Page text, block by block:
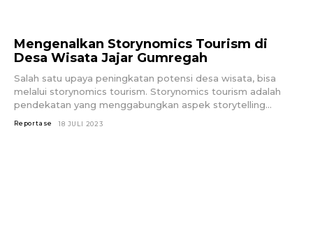
Mengenalkan Storynomics Tourism di
Desa Wisata Jajar Gumregah
Salah satu upaya peningkatan potensi desa wisata, bisa
melalui storynomics tourism. Storynomics tourism adalah
pendekatan yang menggabungkan aspek storytelling...
Reportase 18 JULI 2023